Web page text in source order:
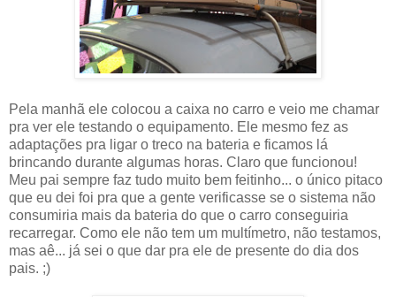
Pela manhã ele colocou a caixa no carro e veio me chamar
pra ver ele testando o equipamento. Ele mesmo fez as
adaptações pra ligar o treco na bateria e ficamos lá
brincando durante algumas horas. Claro que funcionou!
Meu pai sempre faz tudo muito bem feitinho... o único pitaco
que eu dei foi pra que a gente verificasse se o sistema não
consumiria mais da bateria do que o carro conseguiria
recarregar. Como ele não tem um multímetro, não testamos,
mas aê... já sei o que dar pra ele de presente do dia dos
pais. ;)